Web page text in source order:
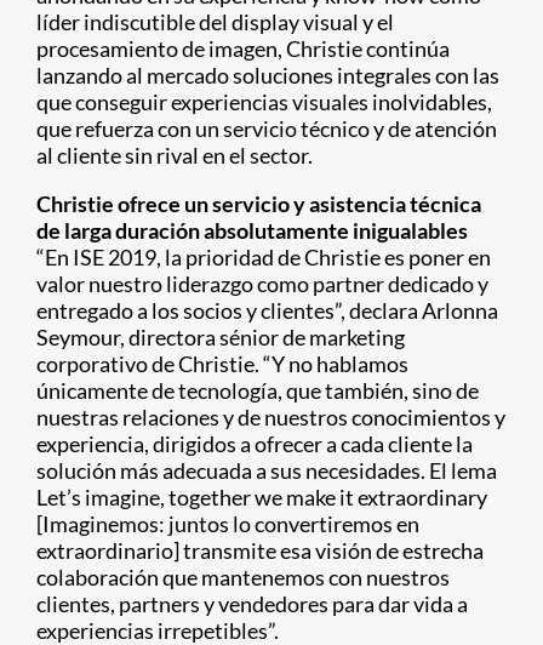
líder indiscutible del display visual y el
procesamiento de imagen, Christie continúa
lanzando al mercado soluciones integrales con las
que conseguir experiencias visuales inolvidables,
que refuerza con un servicio técnico y de atención
al cliente sin rival en el sector.
Christie ofrece un servicio y asistencia técnica
de larga duración absolutamente inigualables
“En ISE 2019, la prioridad de Christie es poner en
valor nuestro liderazgo como partner dedicado y
entregado a los socios y clientes”, declara Arlonna
Seymour, directora sénior de marketing
corporativo de Christie. “Y no hablamos
únicamente de tecnología, que también, sino de
nuestras relaciones y de nuestros conocimientos y
experiencia, dirigidos a ofrecer a cada cliente la
solución más adecuada a sus necesidades. El lema
Let’s imagine, together we make it extraordinary
[Imaginemos: juntos lo convertiremos en
extraordinario] transmite esa visión de estrecha
colaboración que mantenemos con nuestros
clientes, partners y vendedores para dar vida a
experiencias irrepetibles”.